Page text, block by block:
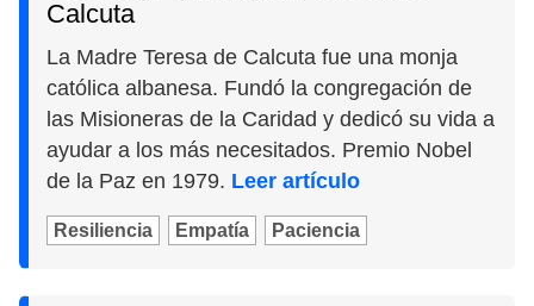
Calcuta
La Madre Teresa de Calcuta fue una monja
católica albanesa. Fundó la congregación de
las Misioneras de la Caridad y dedicó su vida a
ayudar a los más necesitados. Premio Nobel
de la Paz en 1979. Leer artículo
Resiliencia Empatía Paciencia